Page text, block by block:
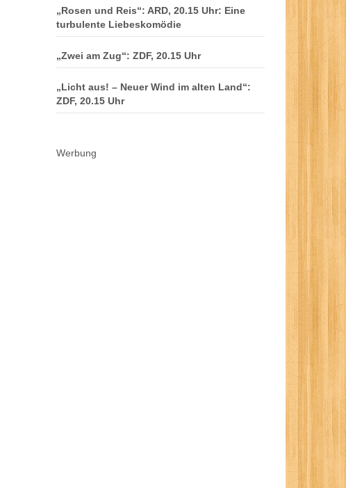
„Rosen und Reis“: ARD, 20.15 Uhr: Eine
turbulente Liebeskomödie
„Zwei am Zug“: ZDF, 20.15 Uhr
„Licht aus! – Neuer Wind im alten Land“:
ZDF, 20.15 Uhr
Werbung